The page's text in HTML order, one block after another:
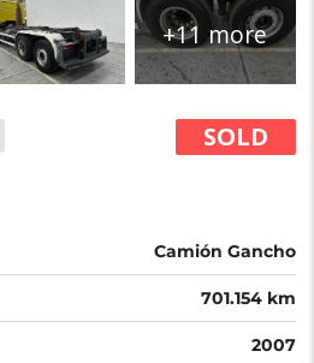
SOLD
+11 more
Camión Gancho
701.154 km
2007